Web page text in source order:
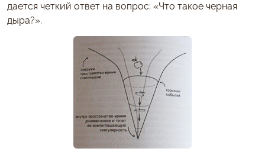
дается четкий ответ на вопрос: «Что такое черная
дыра?».